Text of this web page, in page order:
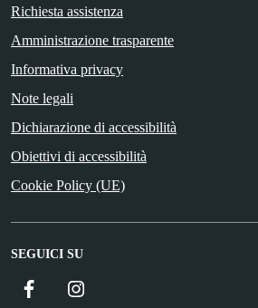
Richiesta assistenza
Amministrazione trasparente
Informativa privacy
Note legali
Dichiarazione di accessibilità
Obiettivi di accessibilità
Cookie Policy (UE)
SEGUICI SU
Facebook